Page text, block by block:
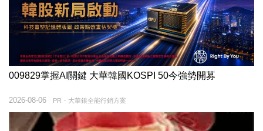
009829掌握AI關鍵 大華韓國KOSPI 50今強勢開募
PR・大華銀全能行銷方案
2026-08-06